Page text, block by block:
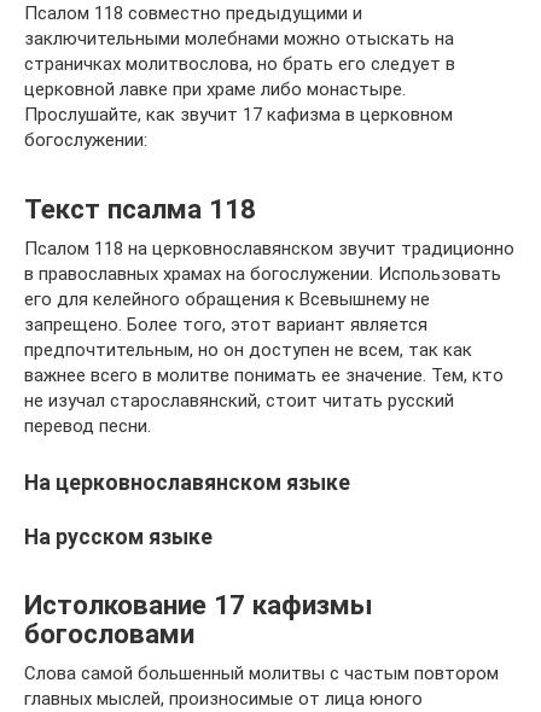
Псалом 118 совместно предыдущими и
заключительными молебнами можно отыскать на
страничках молитвослова, но брать его следует в
церковной лавке при храме либо монастыре.
Прослушайте, как звучит 17 кафизма в церковном
богослужении:
Текст псалма 118
Псалом 118 на церковнославянском звучит традиционно
в православных храмах на богослужении. Использовать
его для келейного обращения к Всевышнему не
запрещено. Более того, этот вариант является
предпочтительным, но он доступен не всем, так как
важнее всего в молитве понимать ее значение. Тем, кто
не изучал старославянский, стоит читать русский
перевод песни.
На церковнославянском языке
На русском языке
Истолкование 17 кафизмы
богословами
Слова самой большенный молитвы с частым повтором
главных мыслей, произносимые от лица юного